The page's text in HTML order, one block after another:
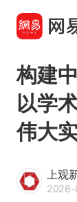
构建
以学
伟大
上观